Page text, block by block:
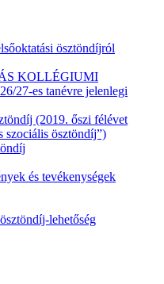
ösztöndíjról
KOLLÉGIUMI
27-es tanévre jelenlegi
(2019. őszi félévet
szociális ösztöndíj”)
és tevékenységek
lehetőség